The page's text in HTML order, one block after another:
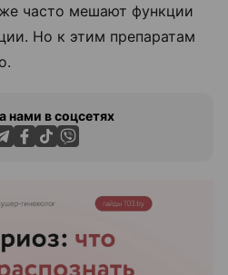
часто мешают функции
Но к этим препаратам
нами в соцсетях